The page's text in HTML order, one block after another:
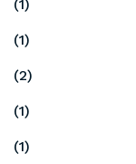
(1)
(1)
(2)
(1)
(1)